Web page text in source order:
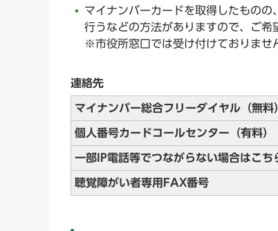
マイナンバーカードを取得したもの
行うなどの方法がありますので、ご希
※市役所窓口では受け付けておりませ
連絡先
マイナンバー総合フリーダイヤル（無料
個人番号カードコールセンター（有料）
一部IP電話等でつながらない場合はこち
聴覚障がい者専用FAX番号